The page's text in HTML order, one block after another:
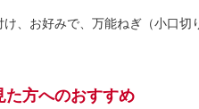
、お好みで、万能ねぎ（小口切
た方へのおすすめ